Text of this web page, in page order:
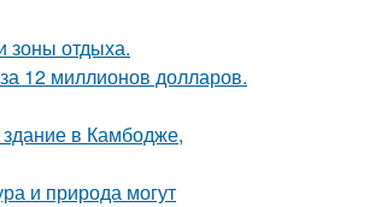
зоны отдыха.
12 миллионов долларов.
в Камбодже,
и природа могут